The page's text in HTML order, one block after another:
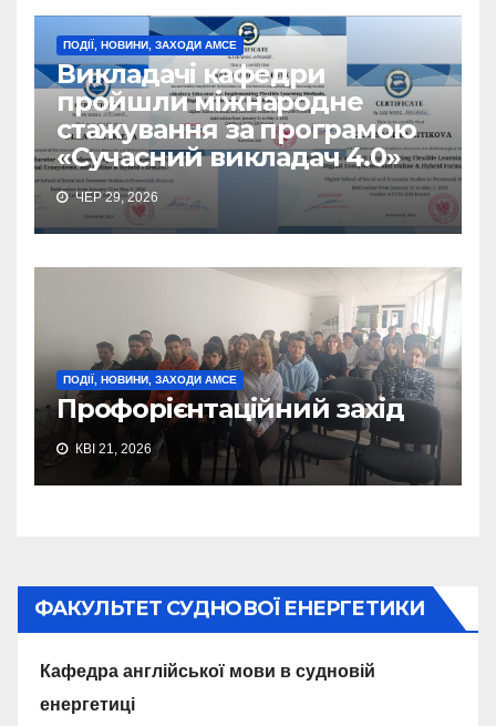
ПОДІЇ, НОВИНИ, ЗАХОДИ АМСЕ
Викладачі кафедри
пройшли міжнародне
стажування за програмою
«Сучасний викладач 4.0»
ЧЕР 29, 2026
ПОДІЇ, НОВИНИ, ЗАХОДИ АМСЕ
Профорієнтаційний захід
КВІ 21, 2026
ФАКУЛЬТЕТ СУДНОВОЇ ЕНЕРГЕТИКИ
Кафедра англійської мови в судновій
енергетиці